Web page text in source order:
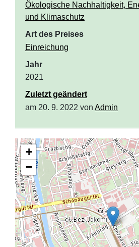
Ökologische Nachhaltigkeit,
und Klimaschutz
Art des Preises
Einreichung
Jahr
2021
Zuletzt geändert
am 20. 9. 2022 von Admin
+
−